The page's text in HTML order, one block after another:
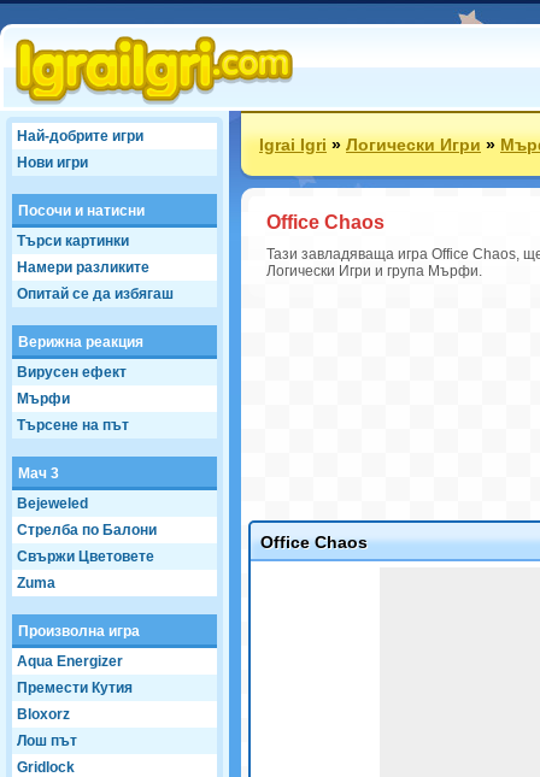
Най-добрите игри
Нови игри
Посочи и натисни
Търси картинки
Намери разликите
Опитай се да избягаш
Верижна реакция
Вирусен ефект
Мърфи
Търсене на път
Мач 3
Bejeweled
Стрелба по Балони
Свържи Цветовете
Zuma
Произволна игра
Aqua Energizer
Премести Кутия
Bloxorz
Лош път
Gridlock
Igrai Igri»Логически Игри»
Office Chaos
Тази завладяваща игра Office Chaos,
Логически Игри и група Мърфи.
Office Chaos